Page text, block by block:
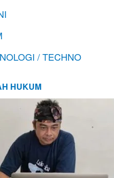
/ TECHNO
HUKUM